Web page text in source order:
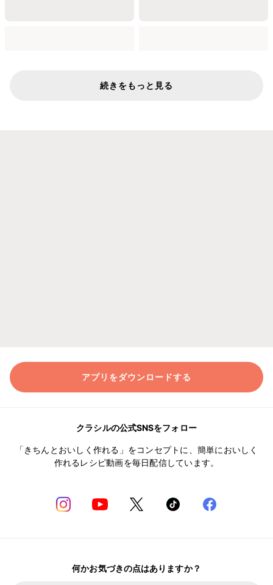
続きをもっと見る
アプリをダウンロードする
クラシルの公式SNSをフォロー
「きちんとおいしく作れる」をコンセプトに、簡単においしく
作れるレシピ動画を毎日配信しています。
何かお気づきの点はありますか？